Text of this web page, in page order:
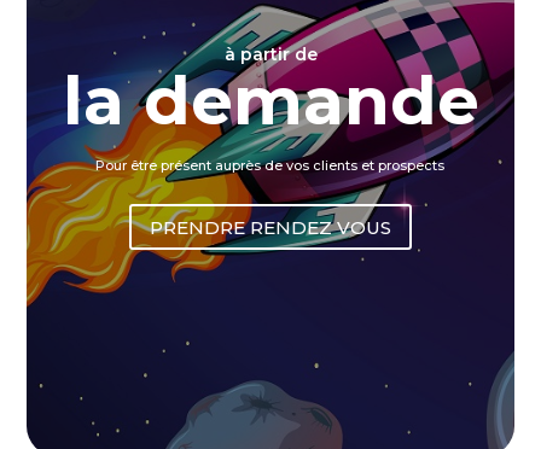
à partir de
la demande
Pour être présent auprès de vos clients et prospects
PRENDRE RENDEZ VOUS